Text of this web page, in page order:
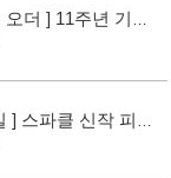
더 ] 11주년 기념
] 스파클 신작 피규